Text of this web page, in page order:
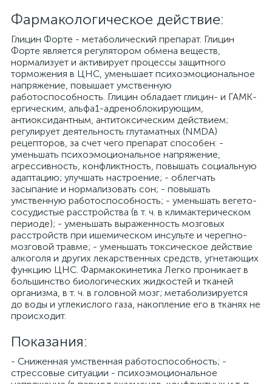
Фармакологическое действие:
Глицин Форте - метаболический препарат. Глицин
Форте является регулятором обмена веществ,
нормализует и активирует процессы защитного
торможения в ЦНС, уменьшает психоэмоциональное
напряжение, повышает умственную
работоспособность. Глицин обладает глицин- и ГАМК-
ергическим, альфа1-адреноблокирующим,
антиоксидантным, антитоксическим действием;
регулирует деятельность глутаматных (NMDA)
рецепторов, за счет чего препарат способен: -
уменьшать психоэмоциональное напряжение,
агрессивность, конфликтность, повышать социальную
адаптацию; улучшать настроение; - облегчать
засыпание и нормализовать сон; - повышать
умственную работоспособность; - уменьшать вегето-
сосудистые расстройства (в т. ч. в климактерическом
периоде); - уменьшать выраженность мозговых
расстройств при ишемическом инсульте и черепно-
мозговой травме; - уменьшать токсическое действие
алкоголя и других лекарственных средств, угнетающих
функцию ЦНС. Фармакокинетика Легко проникает в
большинство биологических жидкостей и тканей
организма, в т. ч. в головной мозг; метаболизируется
до воды и углекислого газа, накопление его в тканях не
происходит.
Показания:
- Сниженная умственная работоспособность; -
стрессовые ситуации - психоэмоциональное